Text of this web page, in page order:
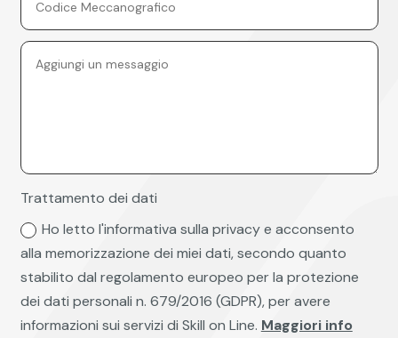
Trattamento dei dati
Ho letto l'informativa sulla privacy e acconsento
alla memorizzazione dei miei dati, secondo quanto
stabilito dal regolamento europeo per la protezione
dei dati personali n. 679/2016 (GDPR), per avere
informazioni sui servizi di Skill on Line. Maggiori info